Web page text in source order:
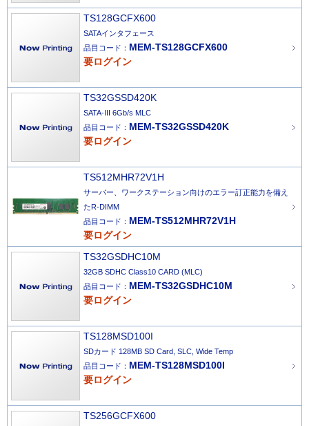
TS128GCFX600
SATAインタフェース
品目コード： MEM-TS128GCFX600
要ログイン
TS32GSSD420K
SATA-III 6Gb/s MLC
品目コード： MEM-TS32GSSD420K
要ログイン
TS512MHR72V1H
サーバー、ワークステーション向けのエラー訂正能力を備え
たR-DIMM
品目コード： MEM-TS512MHR72V1H
要ログイン
TS32GSDHC10M
32GB SDHC Class10 CARD (MLC)
品目コード： MEM-TS32GSDHC10M
要ログイン
TS128MSD100I
SDカード 128MB SD Card, SLC, Wide Temp
品目コード： MEM-TS128MSD100I
要ログイン
TS256GCFX600